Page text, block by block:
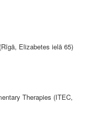
Elizabetes ielā 65)
Therapies (ITEC,